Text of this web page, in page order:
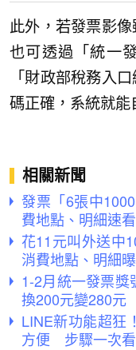
此外，若發票影
也可透過「統一
「財政部稅務入
碼正確，系統就能
相關新聞
發票「6張中
費地點、明細速看
花11元叫外送中
消費地點、明細曝
1-2月統一發票
換200元變280元
LINE新功能超狂
方便 步驟一次看